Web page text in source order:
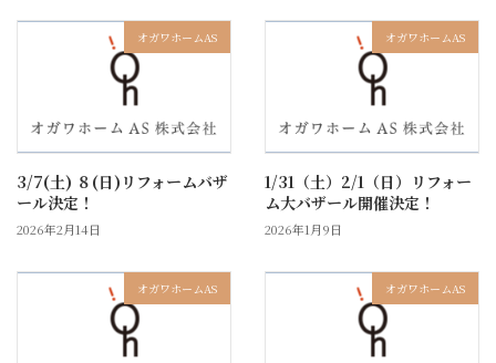
オガワホームAS
3/7(土) ８(日)リフォームバザ
ール決定！
2026年2月14日
オガワホームAS
1/31（土）2/1（日）リフォー
ム大バザール開催決定！
2026年1月9日
オガワホームAS オガワホームAS